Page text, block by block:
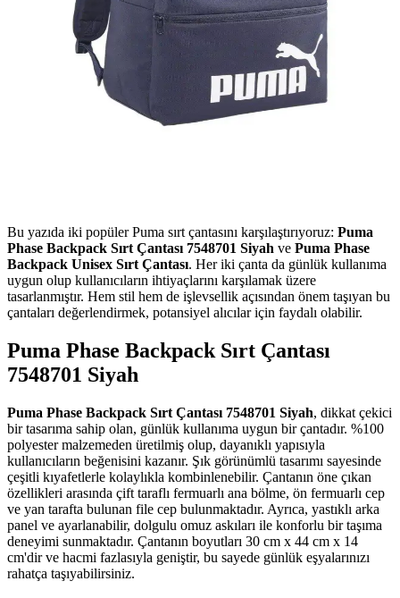
Bu yazıda iki popüler Puma sırt çantasını karşılaştırıyoruz: Puma
Phase Backpack Sırt Çantası 7548701 Siyah ve Puma Phase
Backpack Unisex Sırt Çantası. Her iki çanta da günlük kullanıma
uygun olup kullanıcıların ihtiyaçlarını karşılamak üzere
tasarlanmıştır. Hem stil hem de işlevsellik açısından önem taşıyan bu
çantaları değerlendirmek, potansiyel alıcılar için faydalı olabilir.
Puma Phase Backpack Sırt Çantası
7548701 Siyah
Puma Phase Backpack Sırt Çantası 7548701 Siyah, dikkat çekici
bir tasarıma sahip olan, günlük kullanıma uygun bir çantadır. %100
polyester malzemeden üretilmiş olup, dayanıklı yapısıyla
kullanıcıların beğenisini kazanır. Şık görünümlü tasarımı sayesinde
çeşitli kıyafetlerle kolaylıkla kombinlenebilir. Çantanın öne çıkan
özellikleri arasında çift taraflı fermuarlı ana bölme, ön fermuarlı cep
ve yan tarafta bulunan file cep bulunmaktadır. Ayrıca, yastıklı arka
panel ve ayarlanabilir, dolgulu omuz askıları ile konforlu bir taşıma
deneyimi sunmaktadır. Çantanın boyutları 30 cm x 44 cm x 14
cm'dir ve hacmi fazlasıyla geniştir, bu sayede günlük eşyalarınızı
rahatça taşıyabilirsiniz.